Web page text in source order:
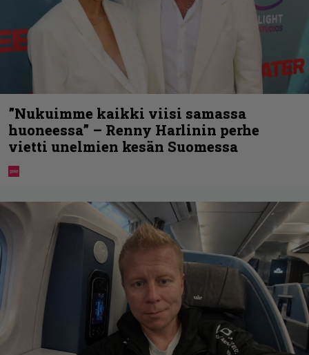
”Nukuimme kaikki viisi samassa
huoneessa” – Renny Harlinin perhe
vietti unelmien kesän Suomessa